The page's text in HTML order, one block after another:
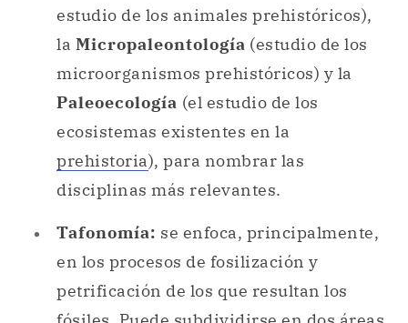
estudio de los animales prehistóricos),
la Micropaleontología (estudio de los
microorganismos prehistóricos) y la
Paleoecología (el estudio de los
ecosistemas existentes en la
prehistoria), para nombrar las
disciplinas más relevantes.
Tafonomía: se enfoca, principalmente,
en los procesos de fosilización y
petrificación de los que resultan los